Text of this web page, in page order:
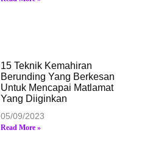
15 Teknik Kemahiran
Berunding Yang Berkesan
Untuk Mencapai Matlamat
Yang Diiginkan
05/09/2023
Read More »